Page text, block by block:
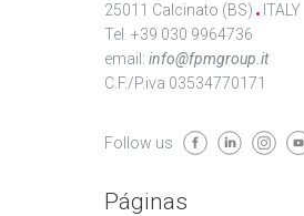
25011 Calcinato (BS)
ITALY
Tel. +39 030 9964736
email: info@fpmgroup.it
C.F./P.iva 03534770171
Follow us
Páginas